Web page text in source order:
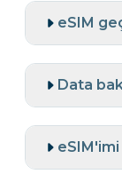
eSIM
Data
eSIM'imi